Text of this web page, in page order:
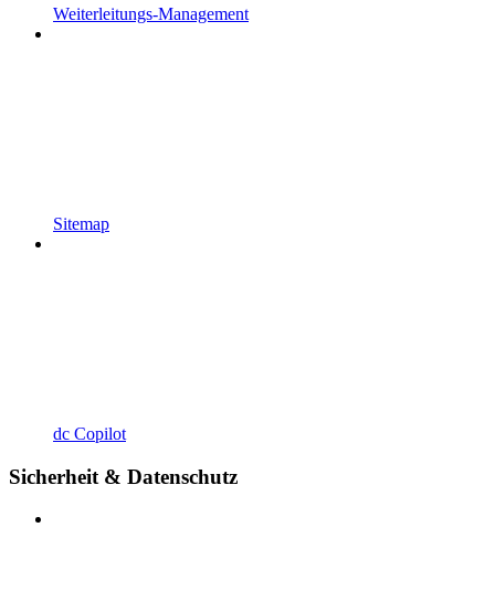
Weiterleitungs-Management
Sitemap
dc Copilot
Sicherheit & Datenschutz